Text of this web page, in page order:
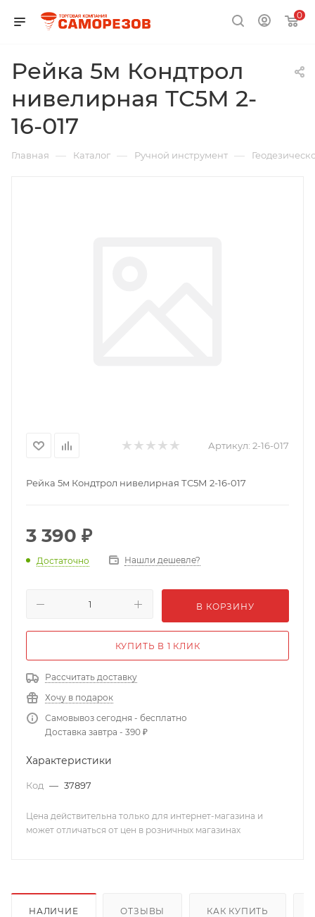
0
Рейка 5м Кондтрол
нивелирная ТС5М 2-
16-017
Главная — Каталог — Ручной инструмент —
Артикул: 2-16-017
Рейка 5м Кондтрол нивелирная ТС5М 2-16-017
3 390 ₽
Достаточно Нашли дешевле?
В КОРЗИНУ
КУПИТЬ В 1 КЛИК
Рассчитать доставку
Хочу в подарок
Самовывоз сегодня - бесплатно
Доставка завтра - 390 ₽
Характеристики
Код — 37897
Цена действительна только для интернет-магазина и
может отличаться от цен в розничных магазинах
НАЛИЧИЕ ОТЗЫВЫ КАК КУПИТЬ